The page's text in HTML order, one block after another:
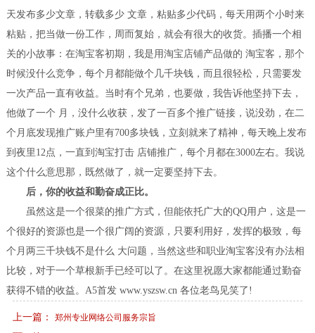
天发布多少文章，转载多少 文章，粘贴多少代码，每天用两个小时来
粘贴，把当做一份工作，周而复始，就会有很大的收货。插播一个相
关的小故事：在淘宝客初期，我是用淘宝店铺产品做的 淘宝客，那个
时候没什么竞争，每个月都能做个几千块钱，而且很轻松，只需要发
一次产品一直有收益。当时有个兄弟，也要做，我告诉他坚持下去，
他做了一个 月，没什么收获，发了一百多个推广链接，说没劲，在二
个月底发现推广账户里有700多块钱，立刻就来了精神，每天晚上发布
到夜里12点，一直到淘宝打击 店铺推广，每个月都在3000左右。我说
这个什么意思那，既然做了，就一定要坚持下去。
后，你的收益和勤奋成正比。
虽然这是一个很菜的推广方式，但能依托广大的QQ用户，这是一
个很好的资源也是一个很广阔的资源，只要利用好，发挥的极致，每
个月两三千块钱不是什么 大问题，当然这些和职业淘宝客没有办法相
比较，对于一个草根新手已经可以了。在这里祝愿大家都能通过勤奋
获得不错的收益。A5首发 www.yszsw.cn 各位老鸟见笑了!
上一篇： 郑州专业网络公司服务宗旨